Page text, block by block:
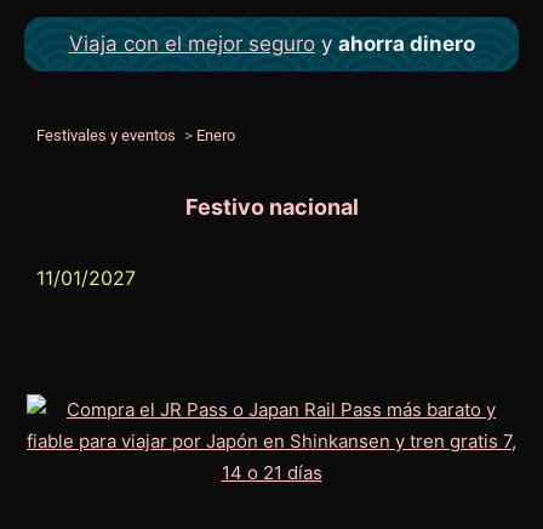
Viaja con el mejor seguroy ahorra dinero
Festivales y eventos > Enero
Festivo nacional
11/01/2027